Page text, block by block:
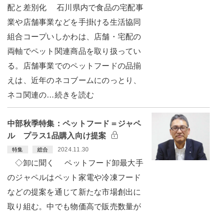
配と差別化 石川県内で食品の宅配事
業や店舗事業などを手掛ける生活協同
組合コープいしかわは、店舗・宅配の
両軸でペット関連商品を取り扱ってい
る。店舗事業でのペットフードの品揃
えは、近年のネコブームにのっとり、
ネコ関連の…続きを読む
中部秋季特集：ペットフード＝ジャペ
ル プラス1品購入向け提案
特集 総合 2024.11.30
◇卸に聞く ペットフード卸最大手
のジャペルはペット家電や冷凍フード
などの提案を通じて新たな市場創出に
取り組む。中でも物価高で販売数量が